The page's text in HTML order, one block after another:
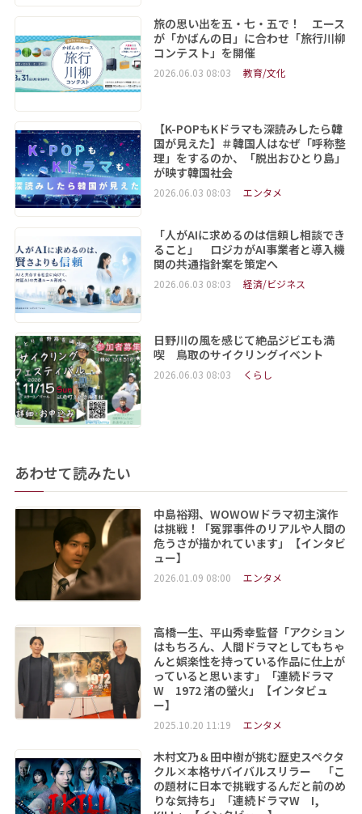
旅の思い出を五・七・五で！ エース
が「かばんの日」に合わせ「旅行川柳
コンテスト」を開催
2026.06.03 08:03 教育/文化
【K-POPもKドラマも深読みしたら韓
国が見えた】＃韓国人はなぜ「呼称整
理」をするのか、「脱出おひとり島」
が映す韓国社会
2026.06.03 08:03 エンタメ
「人がAIに求めるのは信頼し相談でき
ること」 ロジカがAI事業者と導入機
関の共通指針案を策定へ
2026.06.03 08:03 経済/ビジネス
日野川の風を感じて絶品ジビエも満
喫 鳥取のサイクリングイベント
2026.06.03 08:03 くらし
あわせて読みたい
中島裕翔、WOWOWドラマ初主演作
は挑戦！「冤罪事件のリアルや人間の
危うさが描かれています」【インタビ
ュー】
2026.01.09 08:00 エンタメ
高橋一生、平山秀幸監督「アクション
はもちろん、人間ドラマとしてもちゃ
んと娯楽性を持っている作品に仕上が
っていると思います」「連続ドラマ
W 1972 渚の螢火」【インタビュ
ー】
2025.10.20 11:19 エンタメ
木村文乃＆田中樹が挑む歴史スペクタ
クル×本格サバイバルスリラー 「こ
の題材に日本で挑戦するんだと前のめ
りな気持ち」「連続ドラマW I,